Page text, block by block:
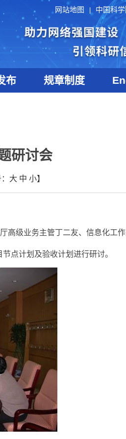
网站地图 中国科
布 规章制度
研讨会
大 中 小】
高级业务主管丁二友、信息化工作
点计划及验收计划进行研讨。